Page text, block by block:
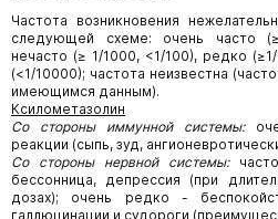
Частота возникновения
следующей схеме: очень часто
нечасто (≥ 1/1000, <1/100), редко
(<1/10000); частота неизвестна
имеющимся данным).
Ксилометазолин
Со стороны иммунной системы:
реакции (сыпь, зуд,
Со стороны нервной системы:
бессонница, депрессия (при
дозах); очень редко -
галлюцинации и судороги